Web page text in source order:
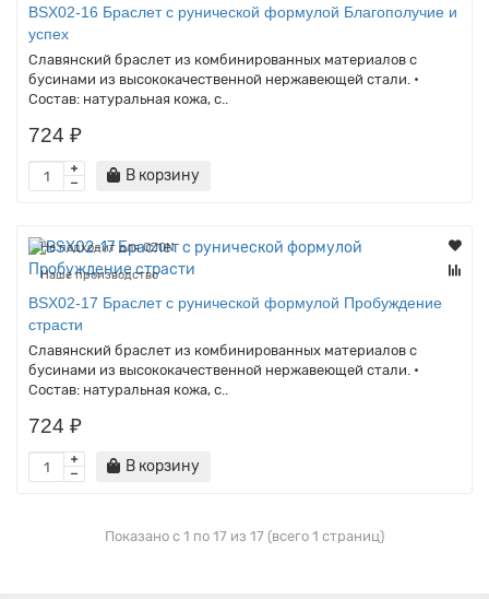
BSX02-16 Браслет с рунической формулой Благополучие и
успех
Славянский браслет из комбинированных материалов с
бусинами из высококачественной нержавеющей стали. •
Состав: натуральная кожа, с..
724 ₽
В корзину
Не подходит для OZON
Наше производство
BSX02-17 Браслет с рунической формулой Пробуждение
страсти
Славянский браслет из комбинированных материалов с
бусинами из высококачественной нержавеющей стали. •
Состав: натуральная кожа, с..
724 ₽
В корзину
Показано с 1 по 17 из 17 (всего 1 страниц)